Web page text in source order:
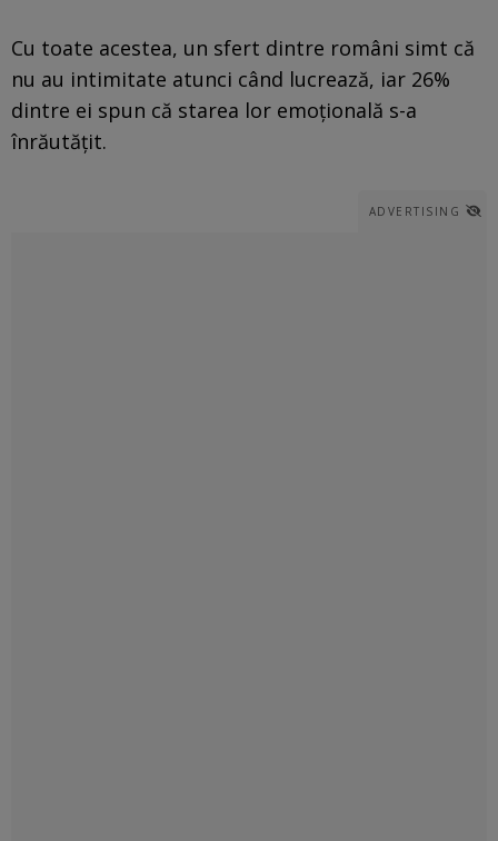
Cu toate acestea, un sfert dintre români simt că
nu au intimitate atunci când lucrează, iar 26%
dintre ei spun că starea lor emoţională s-a
înrăutăţit.
ADVERTISING